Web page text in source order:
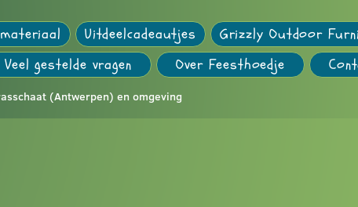
Uitdeelcadeautjes
Grizzly Outdoor
Veel gestelde vragen Over Feesthoedje
(Antwerpen) en omgeving